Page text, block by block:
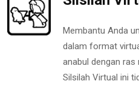
Membantu Anda
dalam format
anabul dengan ras
Silsilah Virtual ini